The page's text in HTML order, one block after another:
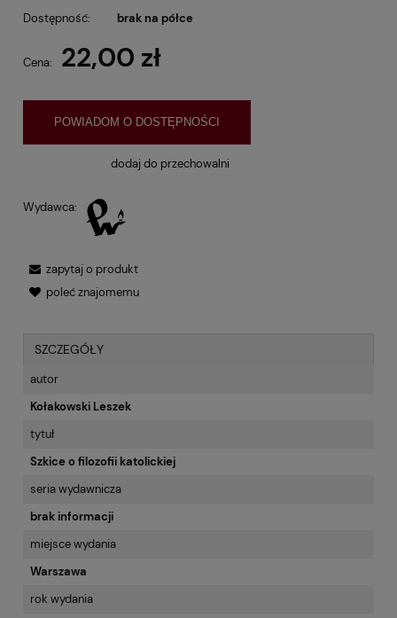
Dostępność: brak na półce
Cena: 22,00 zł
POWIADOM O DOSTĘPNOŚCI
dodaj do przechowalni
Wydawca:
zapytaj o produkt
poleć znajomemu
SZCZEGÓŁY
autor
Kołakowski Leszek
tytuł
Szkice o filozofii katolickiej
seria wydawnicza
brak informacji
miejsce wydania
Warszawa
rok wydania